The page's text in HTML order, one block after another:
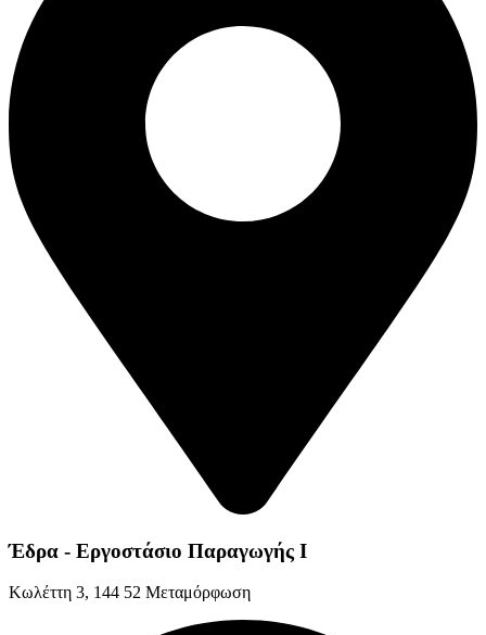
Έδρα - Εργοστάσιο Παραγωγής Ι
Kωλέττη 3, 144 52 Μεταμόρφωση